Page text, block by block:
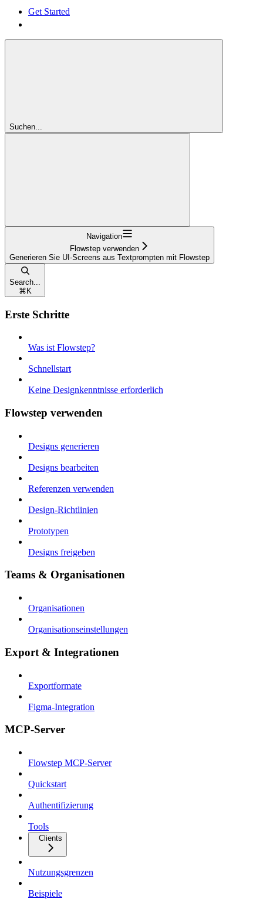
Get Started
Suchen...
Navigation
Flowstep verwenden
Generieren Sie UI-Screens aus Textprompten mit Flowstep
Search...
⌘ K
Erste Schritte
Was ist Flowstep?
Schnellstart
Keine Designkenntnisse erforderlich
Flowstep verwenden
Designs generieren
Designs bearbeiten
Referenzen verwenden
Design-Richtlinien
Prototypen
Designs freigeben
Teams & Organisationen
Organisationen
Organisationseinstellungen
Export & Integrationen
Exportformate
Figma-Integration
MCP-Server
Flowstep MCP-Server
Quickstart
Authentifizierung
Tools
Clients
Nutzungsgrenzen
Beispiele